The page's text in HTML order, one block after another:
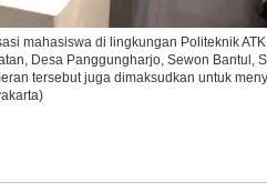
mahasiswa di lingkungan Politeknik
Desa Panggungharjo, Sewon Bantul,
tersebut juga dimaksudkan untuk